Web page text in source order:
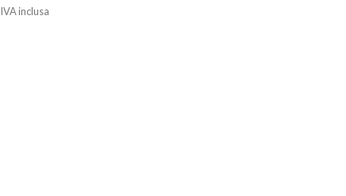
IVA inclusa